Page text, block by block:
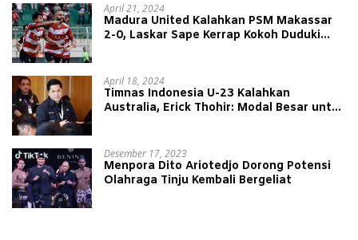
April 21, 2024
Madura United Kalahkan PSM Makassar
2-0, Laskar Sape Kerrap Kokoh Duduki
April 18, 2024
Timnas Indonesia U-23 Kalahkan
Australia, Erick Thohir: Modal Besar untuk
Desember 17, 2023
Menpora Dito Ariotedjo Dorong Potensi
Olahraga Tinju Kembali Bergeliat